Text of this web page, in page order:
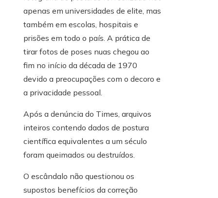
apenas em universidades de elite, mas
também em escolas, hospitais e
prisões em todo o país. A prática de
tirar fotos de poses nuas chegou ao
fim no início da década de 1970
devido a preocupações com o decoro e
a privacidade pessoal.
Após a denúncia do Times, arquivos
inteiros contendo dados de postura
científica equivalentes a um século
foram queimados ou destruídos.
O escândalo não questionou os
supostos benefícios da correção